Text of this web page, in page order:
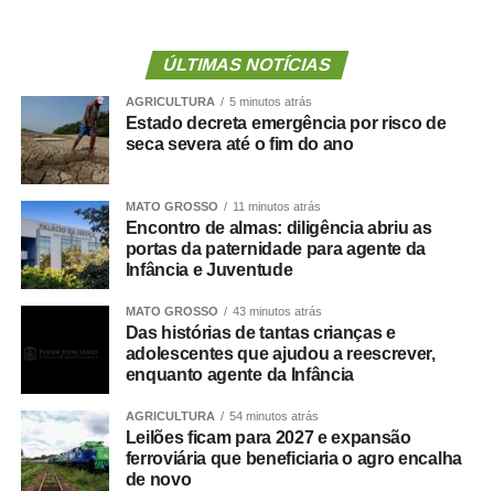
muscular. Além de aumentar o risco de fragilidade,
quedas, diabetes e doenças cardiovasculares, novas
evidências mostram que essa condição também pode
estar associada a maior risco de demência.
O que a ciência mostra :
Um grande estudo publicado na revista
avaliou dados de centenas de milhares de
pessoas e analisou a relação entre composição corporal,
força muscular e desenvolvimento de demência.
Os resultados mostraram que tanto a sarcopenia isolada
quanto a obesidade sarcopênica estavam associadas a
um risco maior de declínio cognitivo. Um dos achados
ÚLTIMAS NOTÍCIAS
AGRICULTURA 5 minutos atrás
Estado decreta emergência por risco de
seca severa até o fim do ano
MATO GROSSO 11 minutos atrás
Encontro de almas: diligência abriu as
portas da paternidade para agente da
Infância e Juventude
MATO GROSSO 43 minutos atrás
Das histórias de tantas crianças e
adolescentes que ajudou a reescrever,
enquanto agente da Infância
AGRICULTURA 54 minutos atrás
Leilões ficam para 2027 e expansão
ferroviária que beneficiaria o agro encalha
de novo